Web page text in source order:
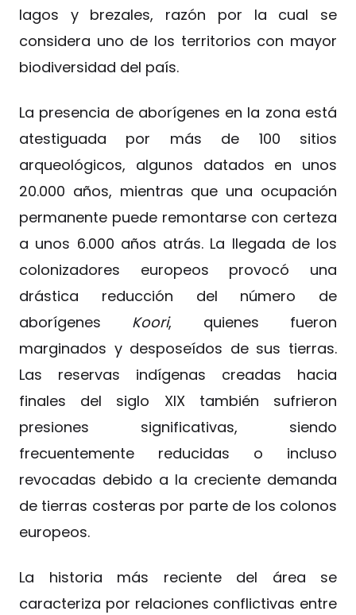
lagos y brezales, razón por la cual se
considera uno de los territorios con mayor
biodiversidad del país.
La presencia de aborígenes en la zona está
atestiguada por más de 100 sitios
arqueológicos, algunos datados en unos
20.000 años, mientras que una ocupación
permanente puede remontarse con certeza
a unos 6.000 años atrás. La llegada de los
colonizadores europeos provocó una
drástica reducción del número de
aborígenes Koori, quienes fueron
marginados y desposeídos de sus tierras.
Las reservas indígenas creadas hacia
finales del siglo XIX también sufrieron
presiones significativas, siendo
frecuentemente reducidas o incluso
revocadas debido a la creciente demanda
de tierras costeras por parte de los colonos
europeos.
La historia más reciente del área se
caracteriza por relaciones conflictivas entre